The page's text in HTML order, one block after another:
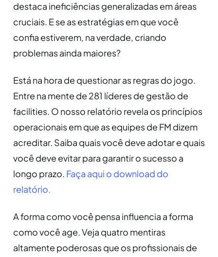
destaca ineficiências generalizadas em áreas
cruciais. E se as estratégias em que você
confia estiverem, na verdade, criando
problemas ainda maiores?
Está na hora de questionar as regras do jogo.
Entre na mente de 281 líderes de gestão de
facilities. O nosso relatório revela os princípios
operacionais em que as equipes de FM dizem
acreditar. Saiba quais você deve adotar e quais
você deve evitar para garantir o sucesso a
longo prazo. Faça aqui o download do
relatório.
A forma como você pensa influencia a forma
como você age. Veja quatro mentiras
altamente poderosas que os profissionais de